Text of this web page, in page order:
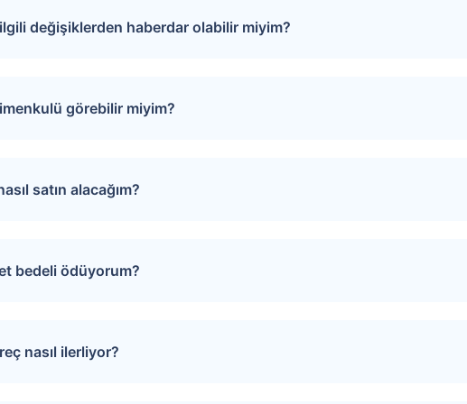
değişiklerden haberdar olabilir miyim?
görebilir miyim?
satın alacağım?
değerlendirilerek onaylanır ya da reddedilir. Satıcının dönüşü
bedeli ödüyorum?
nasıl ilerliyor?